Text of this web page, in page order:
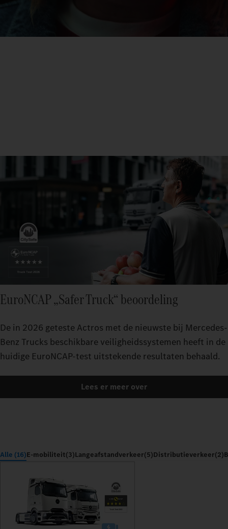
EuroNCAP „Safer Truck“ beoordeling
De in 2026 geteste Actros met de nieuwste bij Mercedes-
Benz Trucks beschikbare veiligheidssystemen heeft in de
huidige EuroNCAP-test uitstekende resultaten behaald.
Lees er meer over
Alle (16)E-mobiliteit(3)Langeafstandverkeer(5)Distributieverkeer(2)